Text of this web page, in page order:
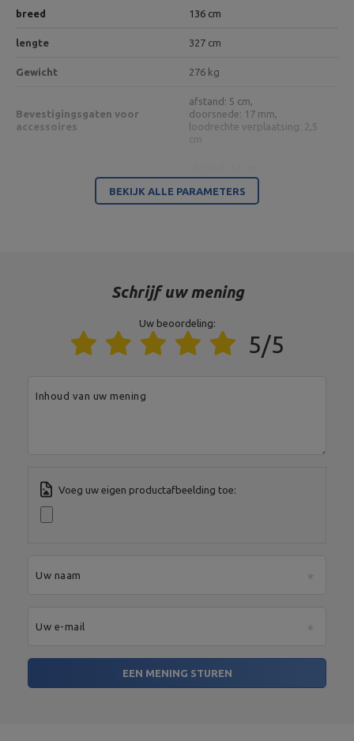
breed 136 cm
lengte 327 cm
Gewicht 276 kg
Bevestigingsgaten voor
accessoires
afstand: 5 cm,
doorsnede: 17 mm,
loodrechte verplaatsing: 2,5
Bevestigingsgaten
diameter: 14 mm
Entiteit verantwoordelijk voor dit product in de EU
Spółka Komandytowa
Adres:Boczna 41
BEKIJK ALLE PARAMETERS
Schrijf uw mening
Uw beoordeling:
5/5
Inhoud van uw mening
Voeg uw eigen productafbeelding toe:
Uw naam
Uw e-mail
EEN MENING STUREN